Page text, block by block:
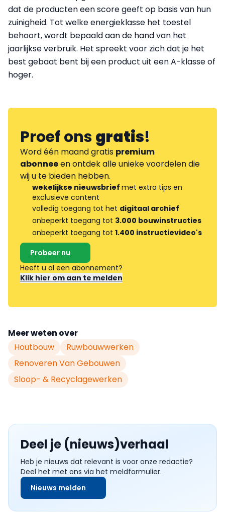
dat de producten een score geeft op basis van hun
zuinigheid. Tot welke energieklasse het toestel
behoort, wordt bepaald aan de hand van het
jaarlijkse verbruik. Het spreekt voor zich dat je het
best gebaat bent bij een product uit een A-klasse of
hoger.
Proef onsgratis!
Word één maand gratis premium
abonneeen ontdek alle unieke voordelen die
wij u te bieden hebben.
wekelijkse nieuwsbrief met extra tips en
exclusieve content
volledig toegang tot het digitaal archief
onbeperkt toegang tot 3.000 bouwinstructies
onbeperkt toegang tot 1.400 instructievideo's
Probeer nu
Heeft u al een abonnement?
Klik hier om aan te melden
Meer weten over
Houtbouw
Ruwbouwwerken
Renoveren Van Gebouwen
Sloop- & Recyclagewerken
Deel je (nieuws)verhaal
Heb je nieuws dat relevant is voor onze redactie?
Deel het met ons via het meldformulier.
Nieuws melden